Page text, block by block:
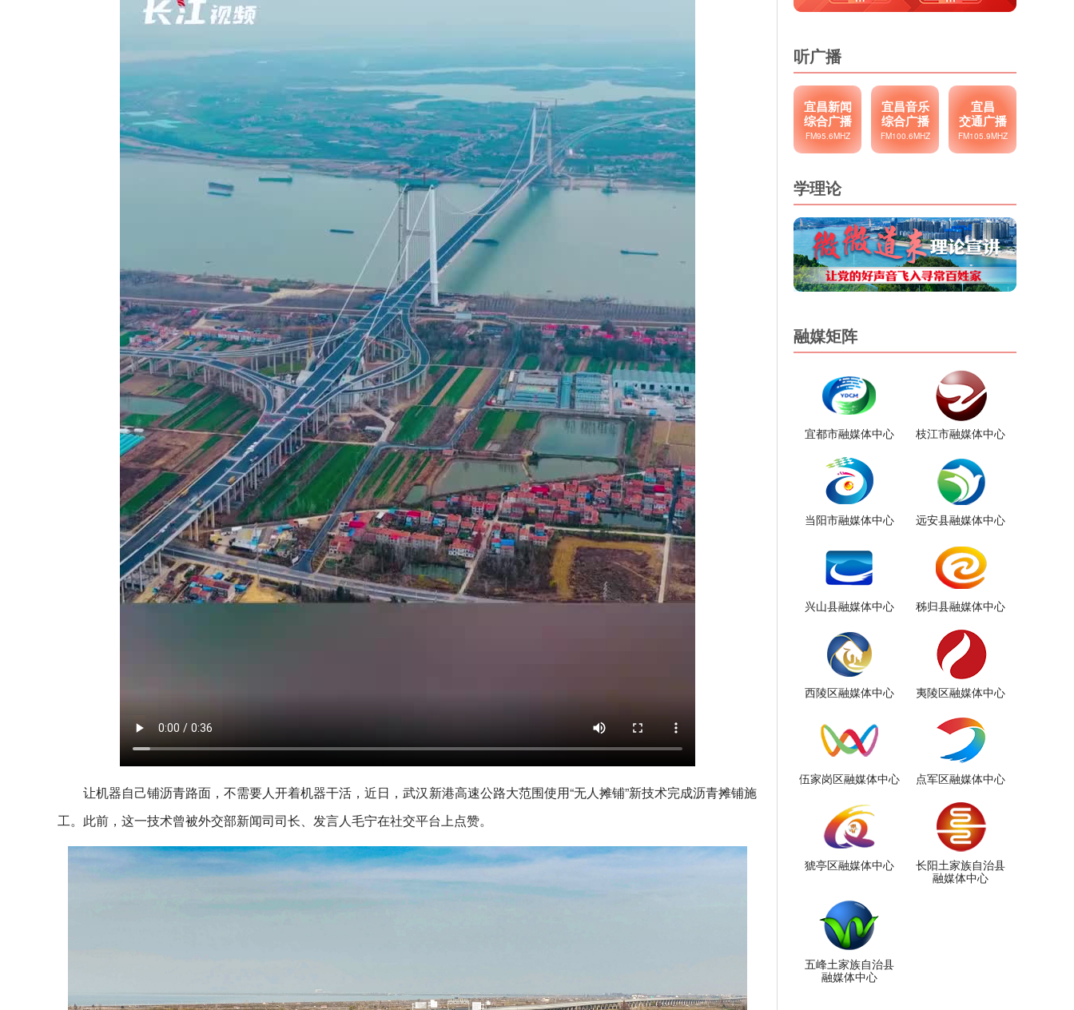
让机器自己铺沥青路面，不需要人开着机器干活，近日，武汉新港高速公路大范围使用“无人摊铺”新技术完成沥青摊铺施
工。此前，这一技术曾被外交部新闻司司长、发言人毛宁在社交平台上点赞。
听广播
宜昌新闻
综合广播
FM95.6MHZ
宜昌音乐
综合广播
FM100.6MHZ
宜昌
交通广播
FM105.9MHZ
学理论
融媒矩阵
宜都市融媒体中心 枝江市融媒体中心
当阳市融媒体中心 远安县融媒体中心
兴山县融媒体中心 秭归县融媒体中心
西陵区融媒体中心 夷陵区融媒体中心
伍家岗区融媒体中心 点军区融媒体中心
猇亭区融媒体中心
长阳土家族自治县
融媒体中心
五峰土家族自治县
融媒体中心